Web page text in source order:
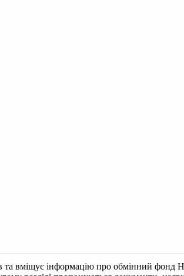
та вміщує інформацію про обмінний